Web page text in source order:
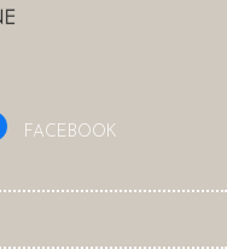
FACEBOOK